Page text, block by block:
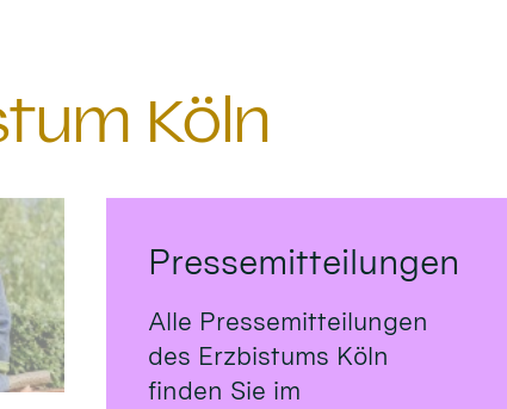
Köln
Pressemitteilungen
Alle Pressemitteilungen
des Erzbistums Köln
finden Sie im